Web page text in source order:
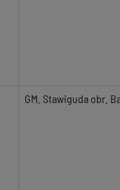
GM. Stawiguda obr.